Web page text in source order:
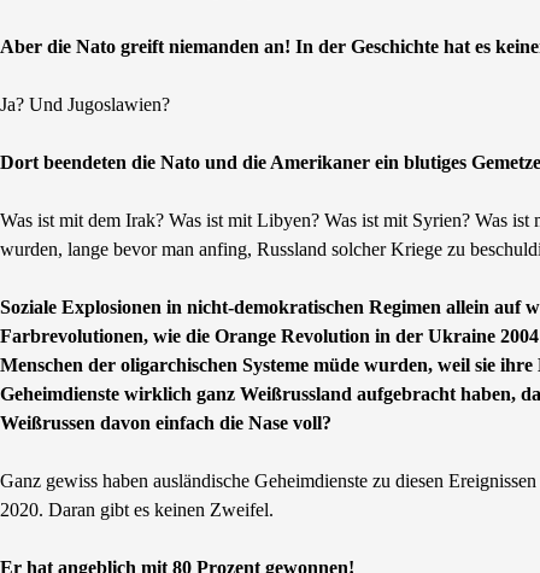
Aber die Nato greift niemanden an! In der Geschichte hat es
Ja? Und Jugoslawien?
Dort beendeten die Nato und die Amerikaner ein blutiges
Was ist mit dem Irak? Was ist mit Libyen? Was ist mit Syrien? Was
wurden, lange bevor man anfing, Russland solcher Kriege zu
Soziale Explosionen in nicht-demokratischen Regimen allein
Farbrevolutionen, wie die Orange Revolution in der Ukraine
Menschen der oligarchischen Systeme müde wurden, weil sie
Geheimdienste wirklich ganz Weißrussland aufgebracht haben,
Weißrussen davon einfach die Nase voll?
Ganz gewiss haben ausländische Geheimdienste zu diesen
2020. Daran gibt es keinen Zweifel.
Er hat angeblich mit 80 Prozent gewonnen!